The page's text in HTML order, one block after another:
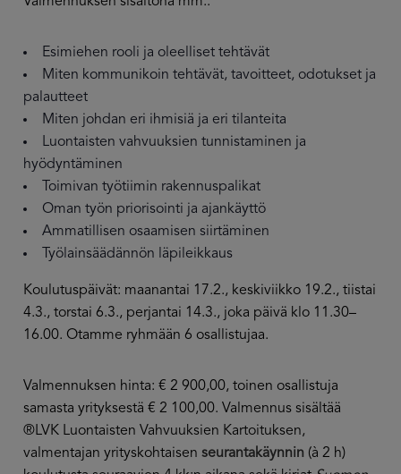
Esimiehen rooli ja oleelliset tehtävät
Miten kommunikoin tehtävät, tavoitteet, odotukset ja
palautteet
Miten johdan eri ihmisiä ja eri tilanteita
Luontaisten vahvuuksien tunnistaminen ja
hyödyntäminen
Toimivan työtiimin rakennuspalikat
Oman työn priorisointi ja ajankäyttö
Ammatillisen osaamisen siirtäminen
Työlainsäädännön läpileikkaus
Koulutuspäivät: maanantai 17.2., keskiviikko 19.2., tiistai
4.3., torstai 6.3., perjantai 14.3., joka päivä klo 11.30–
16.00. Otamme ryhmään 6 osallistujaa.
Valmennuksen hinta: € 2 900,00, toinen osallistuja
samasta yrityksestä € 2 100,00. Valmennus sisältää
®LVK Luontaisten Vahvuuksien Kartoituksen,
valmentajan yrityskohtaisenseurantakäynnin (à 2 h)